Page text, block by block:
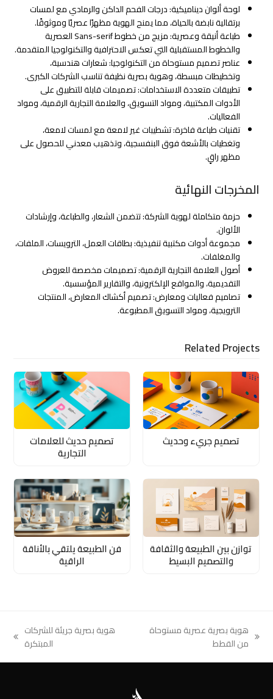
لوحة ألوان ديناميكية: درجات الفحم الداكن والرمادي مع لمسات
برتقالية نابضة بالحياة، مما يمنح الهوية مظهرًا عصريًا وموثوقًا.
طباعة أنيقة وعصرية: مزيج من خطوط Sans-serif العصرية
والخطوط المستقبلية التي تعكس الاحترافية والتكنولوجيا المتقدمة.
عناصر تصميم مستوحاة من التكنولوجيا: شعارات هندسية،
وتخطيطات مبسطة، وهوية بصرية نظيفة تناسب الشركات الكبرى.
تطبيقات متعددة الاستخدامات: تصميمات قابلة للتطبيق على
الأدوات المكتبية، ومواد التسويق، والعلامة التجارية الرقمية، ومواد
الفعاليات.
تقنيات طباعة فاخرة: تشطيبات غير لامعة مع لمسات لامعة،
وتغطيات بالأشعة فوق البنفسجية، وتذهيب معدني للحصول على
مظهر راقٍ.
المخرجات النهائية
حزمة متكاملة لهوية الشركة: تتضمن الشعار، والطباعة، وإرشادات
الألوان.
مجموعة أدوات مكتبية تنفيذية: بطاقات العمل، الترويسات، الملفات،
والمغلفات.
أصول العلامة التجارية الرقمية: تصميمات مخصصة للعروض
التقديمية، والمواقع الإلكترونية، والتقارير المؤسسية.
تصاميم فعاليات ومعارض: تصميم أكشاك المعارض، المنتجات
الترويجية، ومواد التسويق المطبوعة.
Related Projects
تصميم جريء وحديث تصميم حديث للعلامات
التجارية
توازن بين الطبيعة والثقافة
والتصميم البسيط
فن الطبيعة يلتقي بالأناقة
الراقية
previous
هوية بصرية عصرية مستوحاة
من القطط
هوية بصرية جريئة للشركات
المبتكرة